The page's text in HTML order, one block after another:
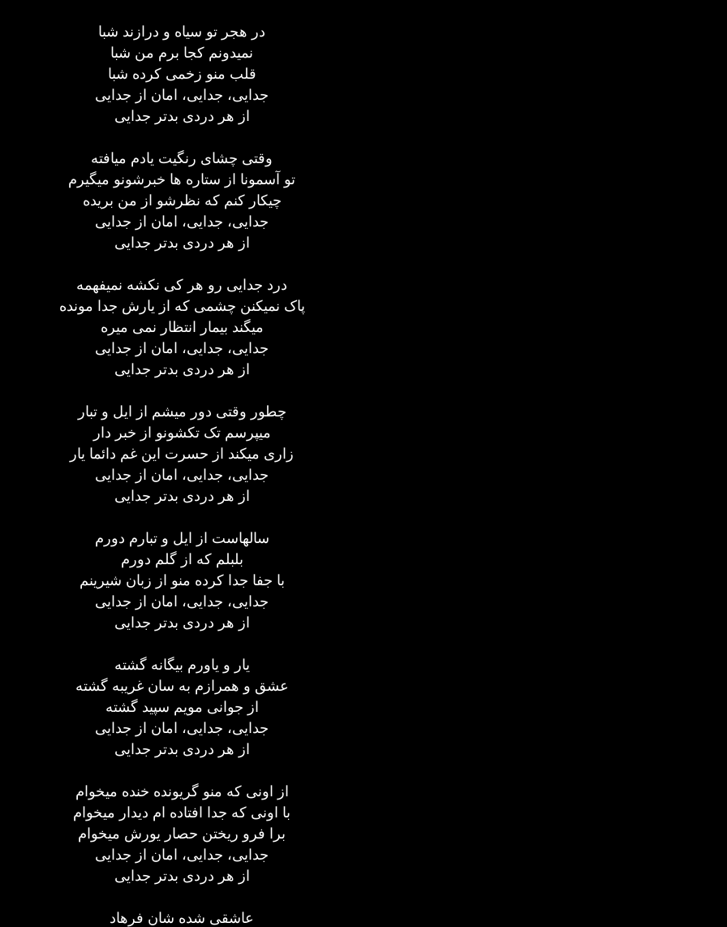
در هجر تو سیاه و درازند شبا
نمیدونم کجا برم من شبا
قلب منو زخمی کرده شبا
جدایی، جدایی، امان از جدایی
از هر دردی بدتر جدایی
وقتی چشای رنگیت یادم میافته
تو آسمونا از ستاره ها خبرشونو میگیرم
چیکار کنم که نظرشو از من بریده
جدایی، جدایی، امان از جدایی
از هر دردی بدتر جدایی
درد جدایی رو هر کی نکشه نمیفهمه
پاک نمیکنن چشمی که از یارش جدا مونده
میگند بیمار انتظار نمی میره
جدایی، جدایی، امان از جدایی
از هر دردی بدتر جدایی
چطور وقتی دور میشم از ایل و تبار
میپرسم تک تکشونو از خبر دار
زاری میکند از حسرت این غم دائما یار
جدایی، جدایی، امان از جدایی
از هر دردی بدتر جدایی
سالهاست از ایل و تبارم دورم
بلبلم که از گلم دورم
با جفا جدا کرده منو از زبان شیرینم
جدایی، جدایی، امان از جدایی
از هر دردی بدتر جدایی
یار و یاورم بیگانه گشته
عشق و همرازم به سان غریبه گشته
از جوانی مویم سپید گشته
جدایی، جدایی، امان از جدایی
از هر دردی بدتر جدایی
از اونی که منو گریونده خنده میخوام
با اونی که جدا افتاده ام دیدار میخوام
برا فرو ریختن حصار یورش میخوام
جدایی، جدایی، امان از جدایی
از هر دردی بدتر جدایی
عاشقی شده شان فرهاد